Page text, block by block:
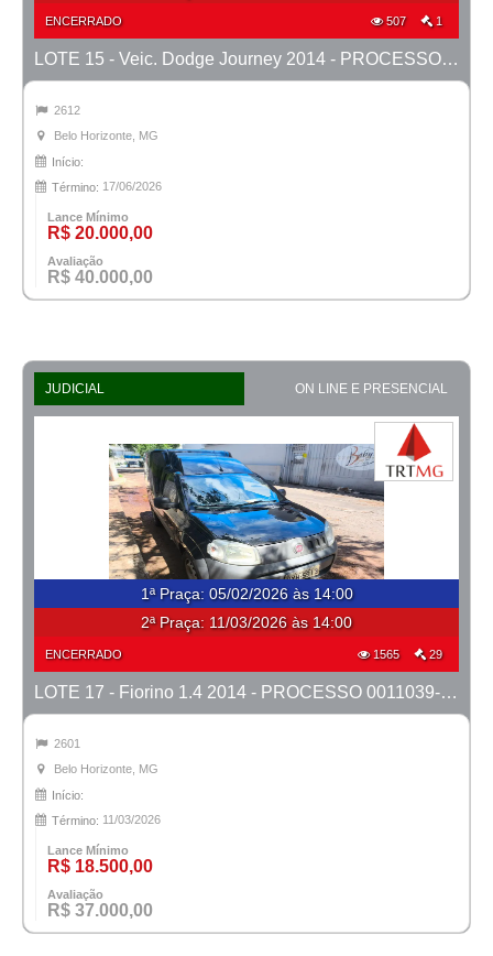
ENCERRADO 507 1
LOTE 15 - Veic. Dodge Journey 2014 - PROCESSO 0010757-52.2024-42ª BH
2612
Belo Horizonte, MG
Início:
Término: 17/06/2026
Lance Mínimo
R$ 20.000,00
Avaliação
R$ 40.000,00
JUDICIAL ON LINE E PRESENCIAL
1ª Praça: 05/02/2026 às 14:00
2ª Praça: 11/03/2026 às 14:00
ENCERRADO 1565 29
LOTE 17 - Fiorino 1.4 2014 - PROCESSO 0011039-27.2023-42ª BH
2601
Belo Horizonte, MG
Início:
Término: 11/03/2026
Lance Mínimo
R$ 18.500,00
Avaliação
R$ 37.000,00